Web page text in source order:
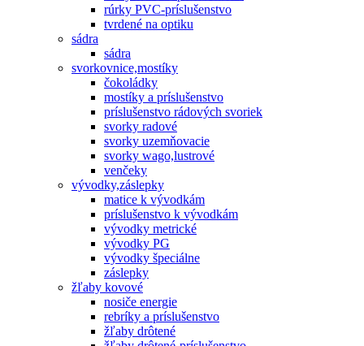
rúrky PVC-príslušenstvo
tvrdené na optiku
sádra
sádra
svorkovnice,mostíky
čokoládky
mostíky a príslušenstvo
príslušenstvo rádových svoriek
svorky radové
svorky uzemňovacie
svorky wago,lustrové
venčeky
vývodky,záslepky
matice k vývodkám
príslušenstvo k vývodkám
vývodky metrické
vývodky PG
vývodky špeciálne
záslepky
žľaby kovové
nosiče energie
rebríky a príslušenstvo
žľaby drôtené